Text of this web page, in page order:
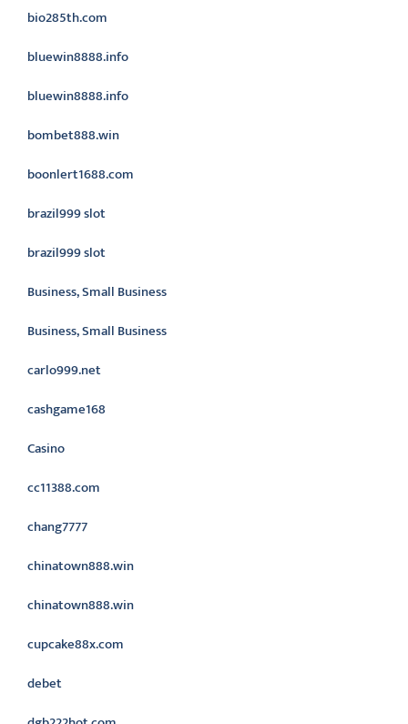
bio285th.com
bluewin8888.info
bluewin8888.info
bombet888.win
boonlert1688.com
brazil999 slot
brazil999 slot
Business, Small Business
Business, Small Business
carlo999.net
cashgame168
Casino
cc11388.com
chang7777
chinatown888.win
chinatown888.win
cupcake88x.com
debet